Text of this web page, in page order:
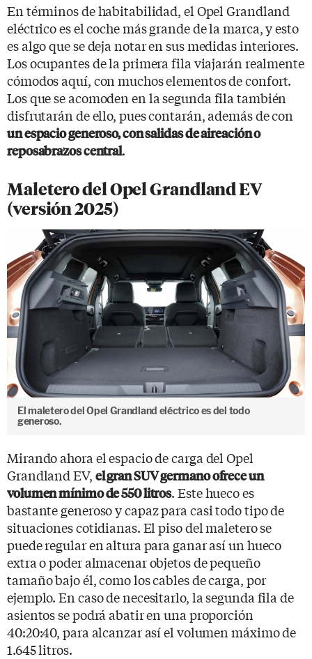
En términos de habitabilidad, el Opel Grandland
eléctrico es el coche más grande de la marca, y esto
es algo que se deja notar en sus medidas interiores.
Los ocupantes de la primera fila viajarán realmente
cómodos aquí, con muchos elementos de confort.
Los que se acomoden en la segunda fila también
disfrutarán de ello, pues contarán, además de con
un espacio generoso, con salidas de aireación o
reposabrazos central.
Maletero del Opel Grandland EV
(versión 2025)
El maletero del Opel Grandland eléctrico es del todo
generoso.
Mirando ahora el espacio de carga del Opel
Grandland EV, el gran SUV germano ofrece un
volumen mínimo de 550 litros. Este hueco es
bastante generoso y capaz para casi todo tipo de
situaciones cotidianas. El piso del maletero se
puede regular en altura para ganar así un hueco
extra o poder almacenar objetos de pequeño
tamaño bajo él, como los cables de carga, por
ejemplo. En caso de necesitarlo, la segunda fila de
asientos se podrá abatir en una proporción
40:20:40, para alcanzar así el volumen máximo de
1.645 litros.